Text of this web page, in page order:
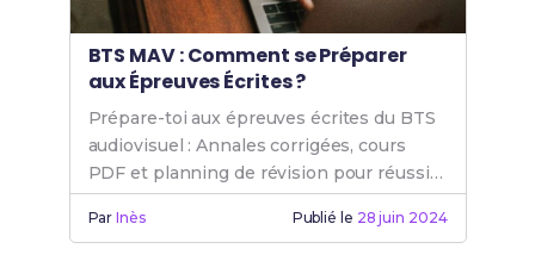
BTS MAV : Comment se Préparer
aux Épreuves Écrites ?
Prépare-toi aux épreuves écrites du BTS
audiovisuel : Annales corrigées, cours
PDF et planning de révision pour réussir
en sciences physiques, mathématiques
et anglais.
ParInès Publié le 28 juin 2024